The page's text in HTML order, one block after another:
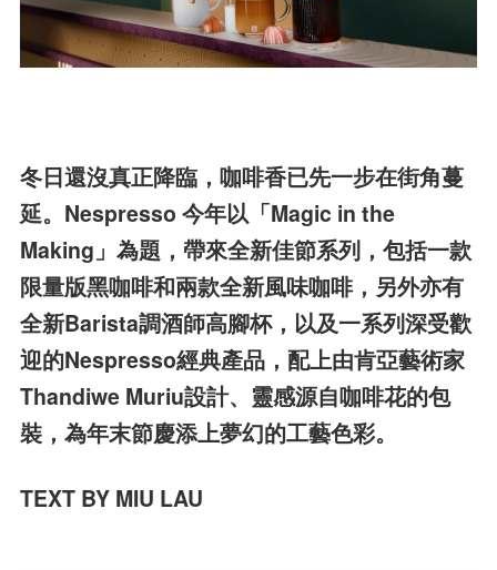
冬日還沒真正降臨，咖啡香已先一步在街角蔓
延。Nespresso 今年以「Magic in the
Making」為題，帶來全新佳節系列，包括一款
限量版黑咖啡和兩款全新風味咖啡，另外亦有
全新Barista調酒師高腳杯，以及一系列深受歡
迎的Nespresso經典產品，配上由肯亞藝術家
Thandiwe Muriu設計、靈感源自咖啡花的包
裝，為年末節慶添上夢幻的工藝色彩。
TEXT BY MIU LAU